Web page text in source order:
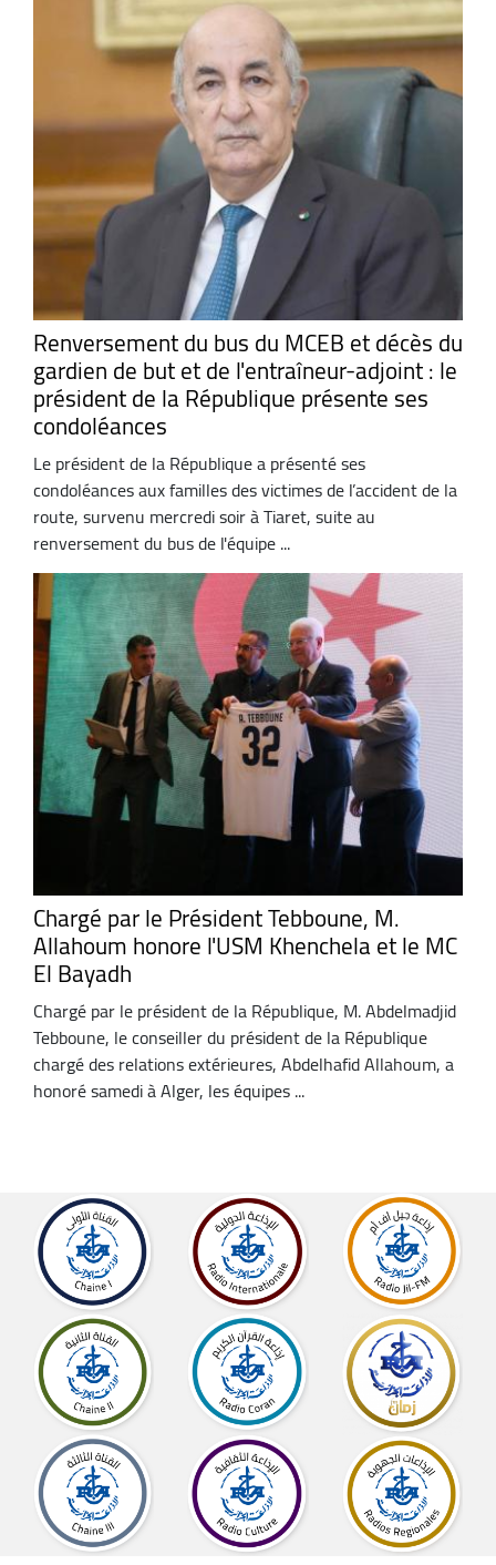
Renversement du bus du MCEB et décès du
gardien de but et de l'entraîneur-adjoint : le
président de la République présente ses
condoléances
Le président de la République a présenté ses
condoléances aux familles des victimes de l’accident de la
route, survenu mercredi soir à Tiaret, suite au
renversement du bus de l'équipe ...
Chargé par le Président Tebboune, M.
Allahoum honore l'USM Khenchela et le MC
El Bayadh
Chargé par le président de la République, M. Abdelmadjid
Tebboune, le conseiller du président de la République
chargé des relations extérieures, Abdelhafid Allahoum, a
honoré samedi à Alger, les équipes ...